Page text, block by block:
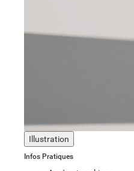
Illustration
Infos Pratiques